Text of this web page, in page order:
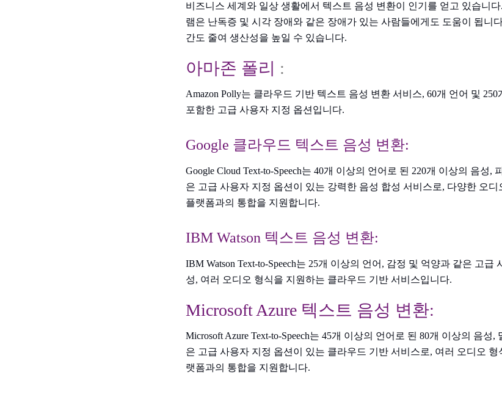
비즈니스 세계와 일상 생활에서 텍스트 음성 변환이 인기를 얻고 있습니
램은 난독증 및 시각 장애와 같은 장애가 있는 사람들에게도 도움이 됩니
간도 줄여 생산성을 높일 수 있습니다.
아마존 폴리 :
Amazon Polly는 클라우드 기반 텍스트 음성 변환 서비스, 60개 언어 및
포함한 고급 사용자 지정 옵션입니다.
Google 클라우드 텍스트 음성 변환:
Google Cloud Text-to-Speech는 40개 이상의 언어로 된 220개 이상의 음성,
은 고급 사용자 지정 옵션이 있는 강력한 음성 합성 서비스로, 다양한 오
플랫폼과의 통합을 지원합니다.
IBM Watson 텍스트 음성 변환:
IBM Watson Text-to-Speech는 25개 이상의 언어, 감정 및 억양과 같은 고급
성, 여러 오디오 형식을 지원하는 클라우드 기반 서비스입니다.
Microsoft Azure 텍스트 음성 변환:
Microsoft Azure Text-to-Speech는 45개 이상의 언어로 된 80개 이상의 음성
은 고급 사용자 지정 옵션이 있는 클라우드 기반 서비스로, 여러 오디오
랫폼과의 통합을 지원합니다.